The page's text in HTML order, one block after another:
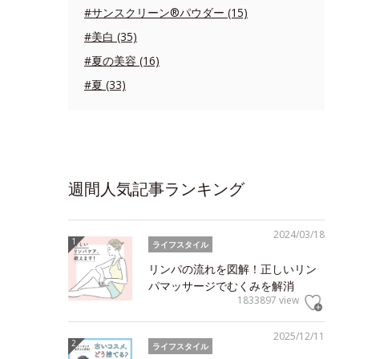
#サンスクリーン®パウダー (15)
#美白 (35)
#夏の美容 (16)
#夏 (33)
週間人気記事ランキング
2024/03/18
ライフスタイル
リンパの流れを図解！正しいリン
パマッサージでむくみを解消
1833897 view
2025/12/11
ライフスタイル